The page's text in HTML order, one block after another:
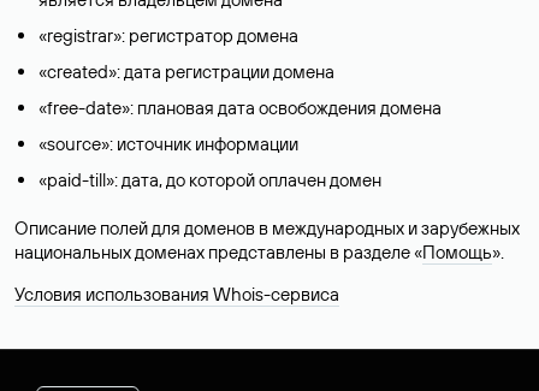
«registrar»: регистратор домена
«created»: дата регистрации домена
«free-date»: плановая дата освобождения домена
«source»: источник информации
«paid-till»: дата, до которой оплачен домен
Описание полей для доменов в международных и зарубежных
национальных доменах представлены в разделе «Помощь».
Условия использования Whois-сервиса